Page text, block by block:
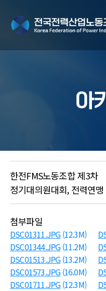
아
한전FMS노동조합 제3차
정기대의원대회, 전력연맹
첨부파일
DSC01311.JPG(12.3M)
DSC01344.JPG(11.2M)
DSC01513.JPG(13.2M)
DSC01573.JPG(16.0M)
DSC01711.JPG(12.3M)